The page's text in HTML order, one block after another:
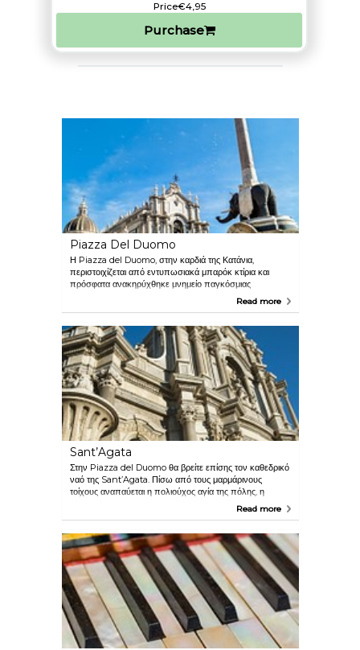
Price€4,95
Purchase
Piazza Del Duomo
Η Piazza del Duomo, στην καρδιά της Κατάνια,
περιστοιχίζεται από εντυπωσιακά μπαρόκ κτίρια και
πρόσφατα ανακηρύχθηκε μνημείο παγκόσμιας
πολιτιστικής κληρονομιάς της UNESCO. Στο μέσο της
από ηφαιστειογενές πέτρωμα.
Read more
Sant’Agata
Στην Piazza del Duomo θα βρείτε επίσης τον καθεδρικό
ναό της Sant’Agata. Πίσω από τους μαρμάρινους
τοίχους αναπαύεται η πολιούχος αγία της πόλης, η
Sant’Agata. Κάθε Φεβρουάριο διοργανώνεται πομπή
Taormina φτάνοντας τα 3.352 μέτρα ύψος. Εκρήγνυται
τακτικά - η τελευταία φορά ήταν το 2002 και έκτοτε δεν
επιτρέπεται πλέον στους τουρίστες να ανεβαίνουν σε
κανέναν από τους τέσσερις κρατήρες της. Υπάρχουν
τακτικά δρομολόγια λεωφορείων από την Κατάνια για την
Αίτνα.
Read more